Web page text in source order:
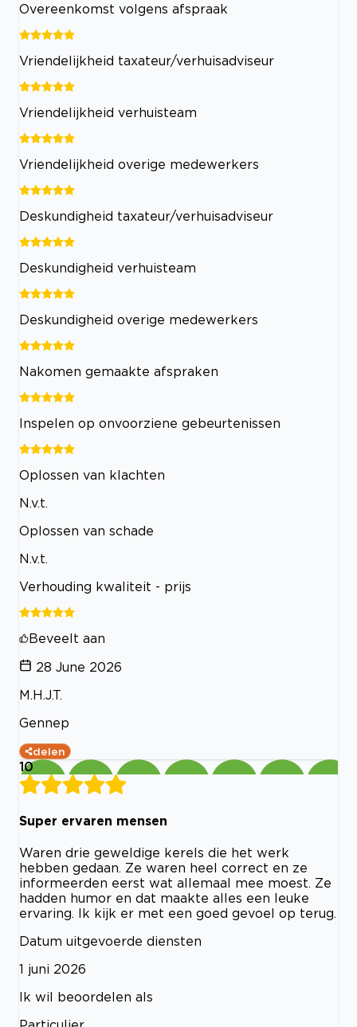
Overeenkomst volgens afspraak
Vriendelijkheid taxateur/verhuisadviseur
Vriendelijkheid verhuisteam
Vriendelijkheid overige medewerkers
Deskundigheid taxateur/verhuisadviseur
Deskundigheid verhuisteam
Deskundigheid overige medewerkers
Nakomen gemaakte afspraken
Inspelen op onvoorziene gebeurtenissen
Oplossen van klachten
N.v.t.
Oplossen van schade
N.v.t.
Verhouding kwaliteit - prijs
Beveelt aan
28 June 2026
M.H.J.T.
Gennep
delen
10
Super ervaren mensen
Waren drie geweldige kerels die het werk
hebben gedaan. Ze waren heel correct en ze
informeerden eerst wat allemaal mee moest. Ze
hadden humor en dat maakte alles een leuke
ervaring. Ik kijk er met een goed gevoel op terug.
Datum uitgevoerde diensten
1 juni 2026
Ik wil beoordelen als